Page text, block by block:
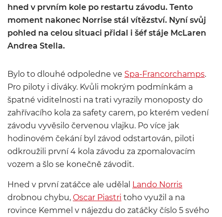
hned v prvním kole po restartu závodu. Tento
moment nakonec Norrise stál vítězství. Nyní svůj
pohled na celou situaci přidal i šéf stáje McLaren
Andrea Stella.
Bylo to dlouhé odpoledne ve Spa-Francorchamps.
Pro piloty i diváky. Kvůli mokrým podmínkám a
špatné viditelnosti na trati vyrazily monoposty do
zahřívacího kola za safety carem, po kterém vedení
závodu vyvěsilo červenou vlajku. Po více jak
hodinovém čekání byl závod odstartován, piloti
odkroužili první 4 kola závodu za zpomalovacím
vozem a šlo se konečně závodit.
Hned v první zatáčce ale udělal Lando Norris
drobnou chybu, Oscar Piastri toho využil a na
rovince Kemmel v nájezdu do zatáčky číslo 5 svého